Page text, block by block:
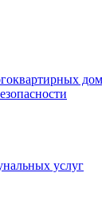
услуг